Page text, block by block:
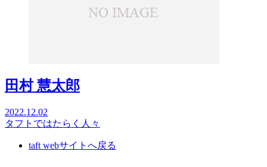
田村 慧太郎
2022.12.02
タフトではたらく人々
taft webサイトへ戻る